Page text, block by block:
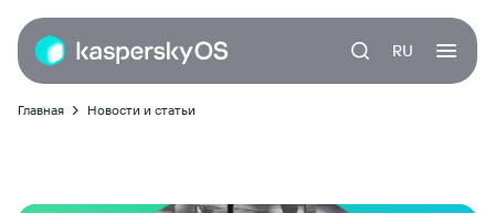
RU
Главная Новости и статьи